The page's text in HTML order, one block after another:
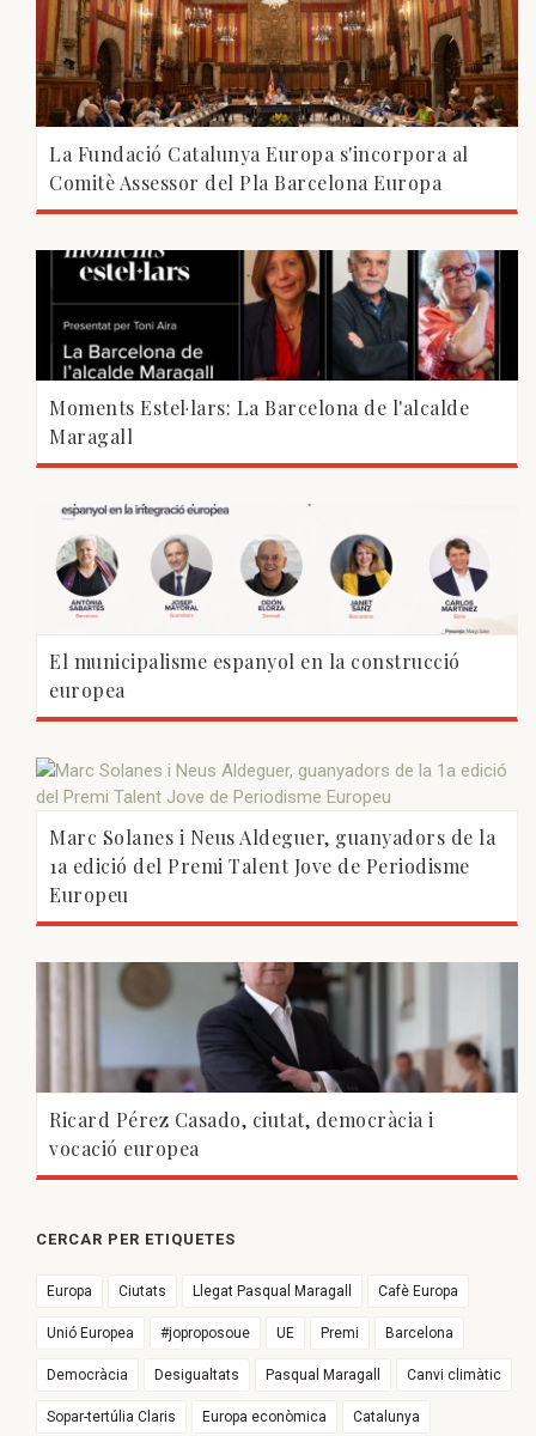
La Fundació Catalunya Europa s'incorpora al
Comitè Assessor del Pla Barcelona Europa
Moments Estel·lars: La Barcelona de l'alcalde
Maragall
El municipalisme espanyol en la construcció
europea
Marc Solanes i Neus Aldeguer, guanyadors de la
1a edició del Premi Talent Jove de Periodisme
Europeu
Ricard Pérez Casado, ciutat, democràcia i
vocació europea
CERCAR PER ETIQUETES
Europa Ciutats Llegat Pasqual Maragall Cafè Europa
Unió Europea #joproposoue UE Premi Barcelona
Democràcia Desigualtats Pasqual Maragall Canvi climàtic
Sopar-tertúlia Claris Europa econòmica Catalunya